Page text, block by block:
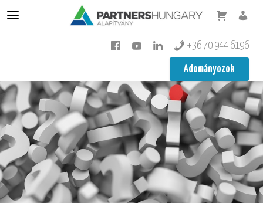
+36 70 944 6196
Adományozok
Mediátor képzés
Pedagógus továbbképzés
Integráció
Rólunk
Képzéseink